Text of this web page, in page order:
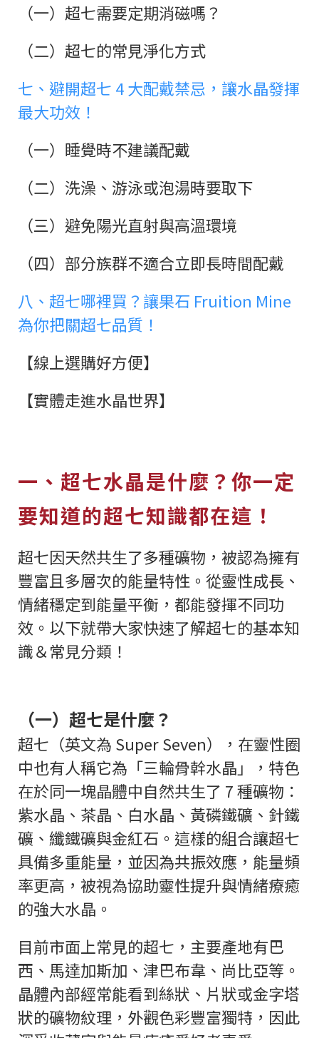
（一）超七需要定期消磁嗎？
（二）超七的常見淨化方式
七、避開超七 4 大配戴禁忌，讓水晶發揮
最大功效！
（一）睡覺時不建議配戴
（二）洗澡、游泳或泡湯時要取下
（三）避免陽光直射與高溫環境
（四）部分族群不適合立即長時間配戴
八、超七哪裡買？讓果石 Fruition Mine
為你把關超七品質！
【線上選購好方便】
【實體走進水晶世界】
一、超七水晶是什麼？你一定
要知道的超七知識都在這！
超七因天然共生了多種礦物，被認為擁有
豐富且多層次的能量特性。從靈性成長、
情緒穩定到能量平衡，都能發揮不同功
效。以下就帶大家快速了解超七的基本知
識＆常見分類！
（一）超七是什麼？
超七（英文為 Super Seven），在靈性圈
中也有人稱它為「三輪骨幹水晶」，特色
在於同一塊晶體中自然共生了 7 種礦物：
紫水晶、茶晶、白水晶、黃磷鐵礦、針鐵
礦、纖鐵礦與金紅石。這樣的組合讓超七
具備多重能量，並因為共振效應，能量頻
率更高，被視為協助靈性提升與情緒療癒
的強大水晶。
目前市面上常見的超七，主要產地有巴
西、馬達加斯加、津巴布韋、尚比亞等。
晶體內部經常能看到絲狀、片狀或金字塔
狀的礦物紋理，外觀色彩豐富獨特，因此